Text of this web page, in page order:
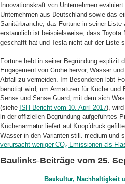
Innovationskraft von Unter­neh­men
Unterneh­men aus Deutschland sowie das
Sanitärbranche, das Fortune in seiner Liste
erstaunlich ist beispielsweise, dass Toyota
geschafft hat und Tesla nicht auf der Liste
Fortune hebt in seiner Begründung explizit
Engagement von Grohe hervor, Wasser
Abfall zu ver­meiden. Im Besonderen lobt
benötigt wird, um Armaturen für Küche
Sense und Sense Guard, mit dem sich
(siehe ISH-Bericht vom 10. April 2017),
in der offiziellen Begrün­dung aufgeführtes
Küchenarmatur liefert auf Knopfdruck
Wasser in den Varianten still, medium und
verursacht weniger CO₂-Emi­s­sionen als
Baulinks-Beiträge vom 25.
Baukultur, Nachhaltigkeit